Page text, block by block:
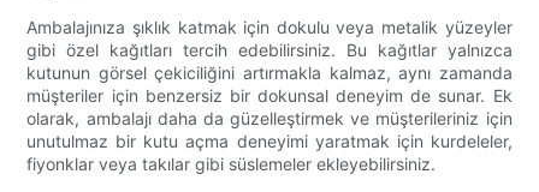
Ambalajınıza şıklık katmak için dokulu veya metalik yüzeyler
gibi özel kağıtları tercih edebilirsiniz. Bu kağıtlar yalnızca
kutunun görsel çekiciliğini artırmakla kalmaz, aynı zamanda
müşteriler için benzersiz bir dokunsal deneyim de sunar. Ek
olarak, ambalajı daha da güzelleştirmek ve müşterileriniz için
unutulmaz bir kutu açma deneyimi yaratmak için kurdeleler,
fiyonklar veya takılar gibi süslemeler ekleyebilirsiniz.